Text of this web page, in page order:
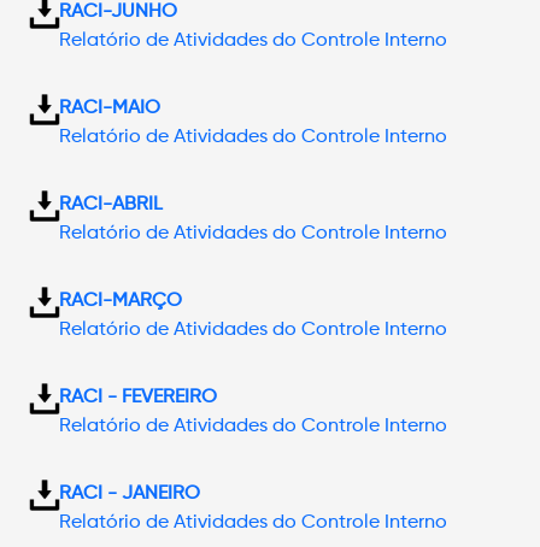
RACI-JUNHO
Relatório de Atividades do Controle Interno
RACI-MAIO
Relatório de Atividades do Controle Interno
RACI-ABRIL
Relatório de Atividades do Controle Interno
RACI-MARÇO
Relatório de Atividades do Controle Interno
RACI - FEVEREIRO
Relatório de Atividades do Controle Interno
RACI - JANEIRO
Relatório de Atividades do Controle Interno